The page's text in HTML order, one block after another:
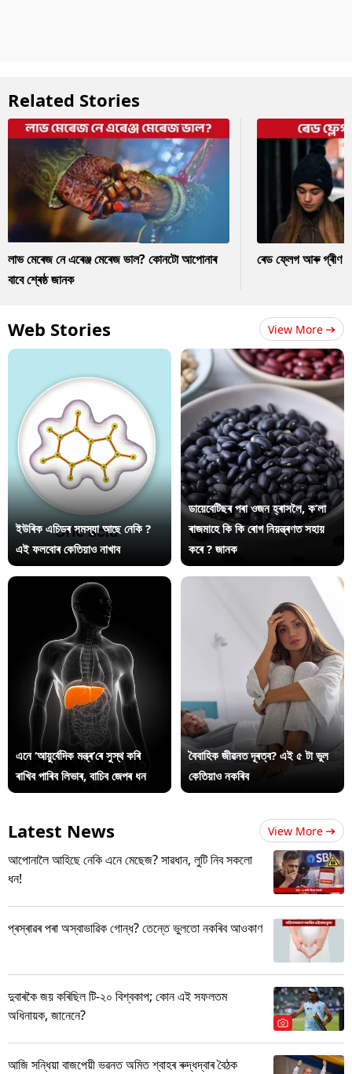
Related Stories
লাভ মেৰেজ নে এৰেঞ্জ মেৰেজ ভাল? কোনটো আপোনাৰ
বাবে শ্ৰেষ্ঠ জানক
ৰেড ফ্লেগ আৰু গ্ৰীণ
Web Stories View More
ইউৰিক এচিডৰ সমস্যা আছে নেকি ?
এই ফলবোৰ কেতিয়াও নাখাব
ডায়েবেটিছৰ পৰা ওজন হ্ৰাসলৈ, ক’লা
ৰাজমাহে কি কি ৰোগ নিয়ন্ত্ৰণত সহায়
কৰে ? জানক
এনে ‘আয়ুৰ্বেদিক মন্ত্ৰ’ৰে সুস্থ কৰি
ৰাখিব পাৰিব লিভাৰ, বাচিব জেপৰ ধন
বৈবাহিক জীৱনত দূৰত্ব? এই ৫ টা ভুল
কেতিয়াও নকৰিব
Latest News View More
আপোনালৈ আহিছে নেকি এনে মেছেজ? সাৱধান, লুটি নিব সকলো
ধন!
প্ৰস্ৰাৱৰ পৰা অস্বাভাৱিক গোন্ধ? তেন্তে ভুলতো নকৰিব আওকাণ
দুবাৰকৈ জয় কৰিছিল টি-২০ বিশ্বকাপ; কোন এই সফলতম
অধিনায়ক, জানেনে?
আজি সন্ধিয়া বাজপেয়ী ভৱনত অমিত শ্বাহৰ ৰুদ্ধদ্বাৰ বৈঠক